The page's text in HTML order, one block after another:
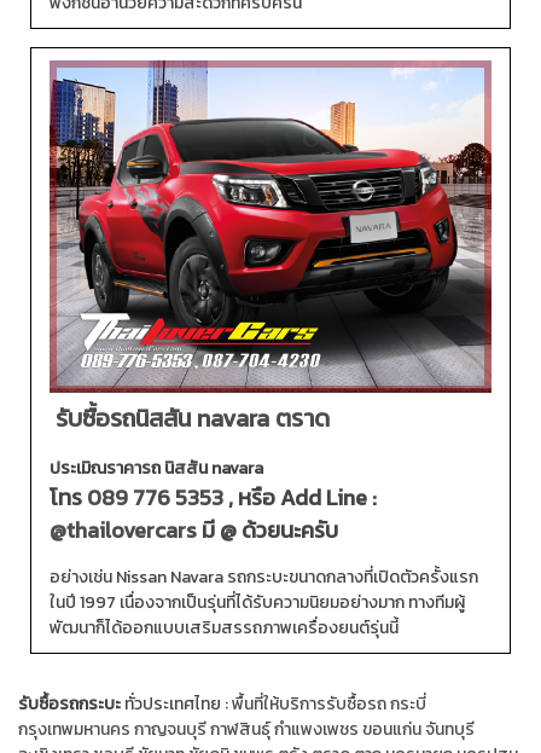
รับซื้อรถนิสสัน navara ตราด
ประเมิณราคารถ นิสสัน navara
โทร089 776 5353, หรือ Add Line :
@thailovercarsมี @ ด้วยนะครับ
อย่างเช่น Nissan Navara รถกระบะขนาดกลางที่เปิดตัวครั้งแรก
ในปี 1997 เนื่องจากเป็นรุ่นที่ได้รับความนิยมอย่างมาก ทางทีมผู้
พัฒนาก็ได้ออกแบบเสริมสรรถภาพเครื่องยนต์รุ่นนี้
รับซื้อรถกระบะทั่วประเทศไทย :พื้นที่ให้บริการรับซื้อรถกระบี่
กรุงเทพมหานครกาญจนบุรีกาฬสินธุ์กำแพงเพชร ขอนแก่นจันทบุรี